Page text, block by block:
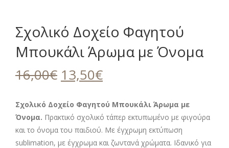
Σχολικό Δοχείο Φαγητού
Μπουκάλι Άρωμα με Όνομα
16,00€ Original
was:
16,00€.
13,50€Η
τιμή
είναι:
13,50€.
Σχολικό Δοχείο Φαγητού Μπουκάλι Άρωμα με
Όνομα. Πρακτικό σχολικό τάπερ εκτυπωμένο με φιγούρα
και το όνομα του παιδιού. Με έγχρωμη εκτύπωση
sublimation, με έγχρωμα και ζωντανά χρώματα. Ιδανικό για